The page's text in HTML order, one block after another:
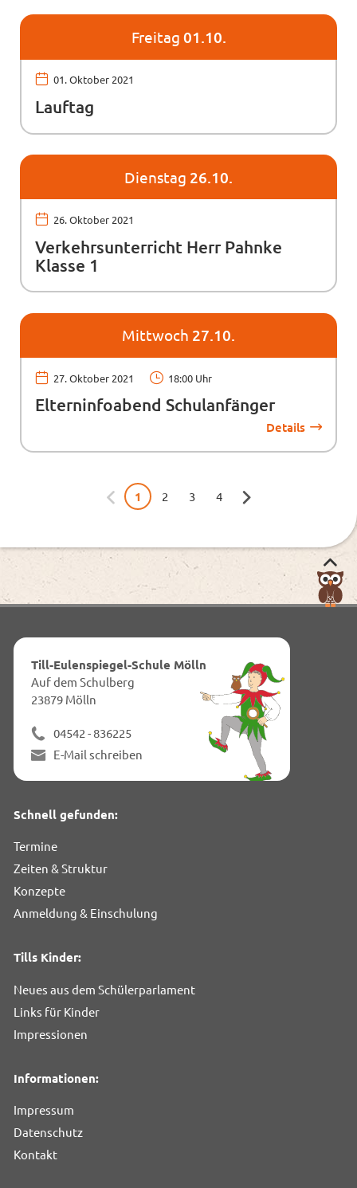
Freitag 01.10.
01. Oktober 2021
Lauftag
Dienstag 26.10.
26. Oktober 2021
Verkehrsunterricht Herr Pahnke
Klasse 1
Mittwoch 27.10.
27. Oktober 2021 18:00 Uhr
Elterninfoabend Schulanfänger
Details
1 2 3 4
Till-Eulenspiegel-Schule Mölln
Auf dem Schulberg
23879 Mölln
04542 - 836225
E-Mail schreiben
Schnell gefunden:
Termine
Zeiten & Struktur
Konzepte
Anmeldung & Einschulung
Tills Kinder:
Neues aus dem Schülerparlament
Links für Kinder
Impressionen
Informationen:
Impressum
Datenschutz
Kontakt